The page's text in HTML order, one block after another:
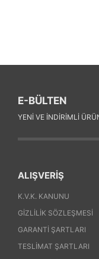
E-BÜLTEN
YENI VE INDIRIMLI
ALIŞVERİŞ
K.V.K. KANUNU
GIZLILIK SÖZLEŞMESI
GARANTI ŞARTLARI
TESLIMAT ŞARTLARI